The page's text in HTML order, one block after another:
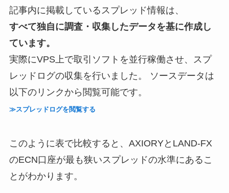
記事内に掲載しているスプレッド情報は、
すべて独自に調査・収集したデータを基に作成し
ています。
実際にVPS上で取引ソフトを並行稼働させ、スプ
レッドログの収集を行いました。 ソースデータは
以下のリンクから閲覧可能です。
≫スプレッドログを閲覧する
このように表で比較すると、AXIORYとLAND-FX
のECN口座が最も狭いスプレッドの水準にあるこ
とがわかります。